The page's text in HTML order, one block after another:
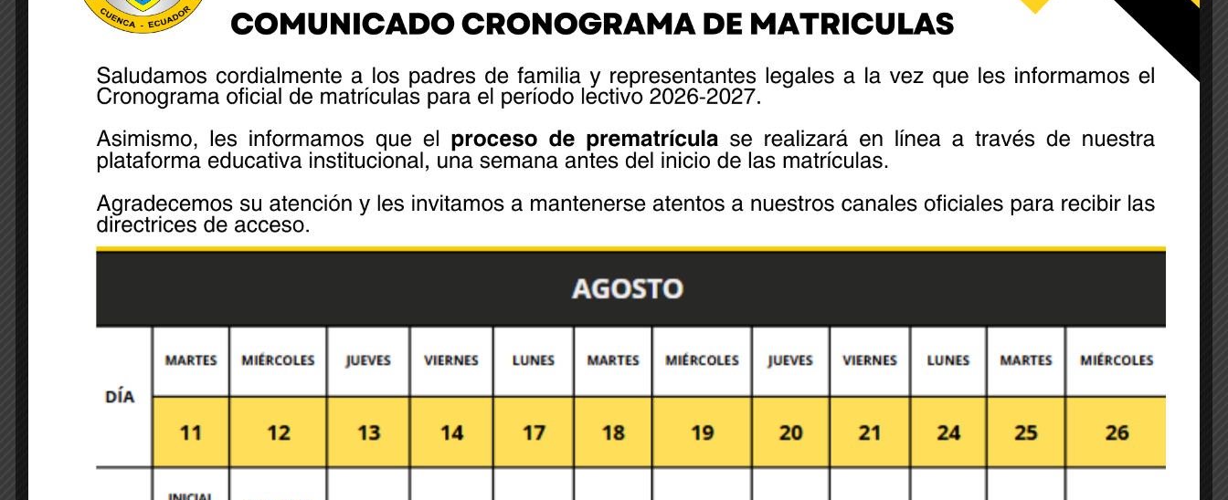
con las Unidades Educativas Fiscales “Cazadores de los Ríos” y “Luis Monsalve Pozo”
Leave A Comment